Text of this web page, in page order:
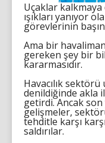
Uçaklar
ışıkları yanıyor
görevlerinin
Ama bir
gereken şey bir
kararmasıdır.
Havacılık
denildiğinde akla
getirdi. Ancak son
gelişmeler,
tehditle karşı
saldırılar.